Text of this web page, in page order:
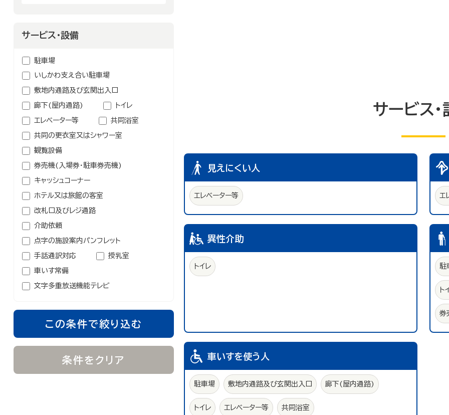
介護・福祉関連
公民館・集会場・会館・研修所
塾・教室・カルチャースクール
美容院・理容店
冠婚葬祭業
郵便局・郵便業
その他のサービス業
鉱業
サービス・設備
駐車場
いしかわ支え合い駐車場
敷地内通路及び玄関出入口
廊下(屋内通路) トイレ
エレベーター等 共同浴室
共同の更衣室又はシャワー室
観覧設備
券売機(入場券・駐車券売機)
キャッシュコーナー
ホテル又は旅館の客室
改札口及びレジ通路
介助依頼
点字の施設案内パンフレット
手話通訳対応 授乳室
車いす常備
文字多重放送機能テレビ
この条件で絞り込む
条件をクリア
サービス
見えにくい人
エレベーター等 エ
異性介助
トイレ 駐
ト
券
車いすを使う人
駐車場 敷地内通路及び玄関出入口 廊下(屋内通路)
トイレ エレベーター等 共同浴室